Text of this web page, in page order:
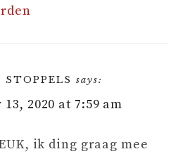
says:
2020 at 7:59 am
ik ding graag mee